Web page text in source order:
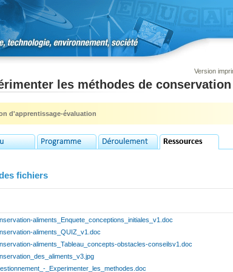
Version
les méthodes de conservation
d'apprentissage-évaluation
fichiers
aliments_Enquete_conceptions_initiales_v1.doc
aliments_QUIZ_v1.doc
aliments_Tableau_concepts-obstacles-conseilsv1.doc
_Experimenter_les_methodes.doc